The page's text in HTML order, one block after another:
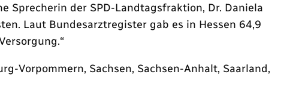
der SPD-Landtagsfraktion, Dr. Daniela
Laut Bundesarztregister gab es in Hessen 64,9
Vorpommern, Sachsen, Sachsen-Anhalt, Saarland,